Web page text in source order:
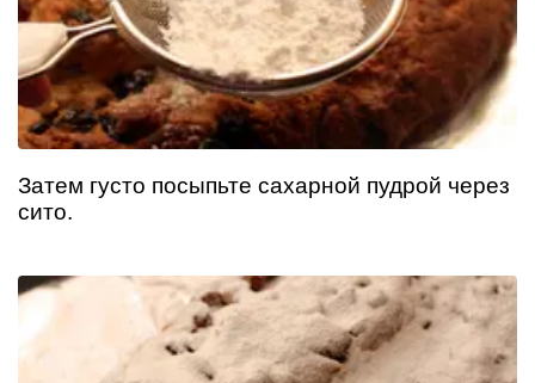
Затем густо посыпьте сахарной пудрой через
сито.